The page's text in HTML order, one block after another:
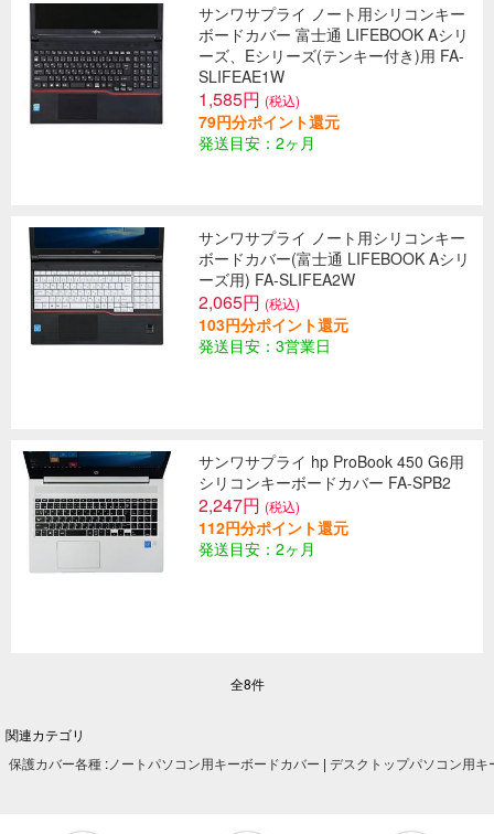
サンワサプライ ノート用シリコンキー
ボードカバー 富士通 LIFEBOOK Aシリ
ーズ、Eシリーズ(テンキー付き)用 FA-
SLIFEAE1W
1,585円 (税込)
79円分ポイント還元
発送目安：2ヶ月
サンワサプライ ノート用シリコンキー
ボードカバー(富士通 LIFEBOOK Aシリ
ーズ用) FA-SLIFEA2W
2,065円 (税込)
103円分ポイント還元
発送目安：3営業日
サンワサプライ hp ProBook 450 G6用
シリコンキーボードカバー FA-SPB2
2,247円 (税込)
112円分ポイント還元
発送目安：2ヶ月
全8件
関連カテゴリ
保護カバー各種 : ノートパソコン用キーボードカバー | デスクトップパソコン用キ